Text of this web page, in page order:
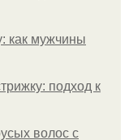
как мужчины
подход к
волос с